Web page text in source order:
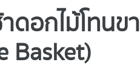
าดอกไม้โทน
Basket)